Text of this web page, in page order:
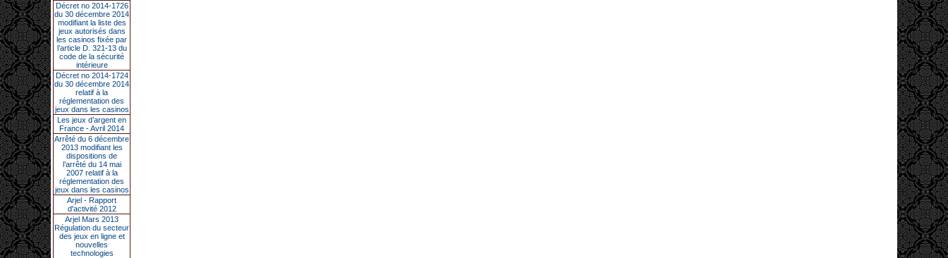
Décret no 2014-1726
du 30 décembre 2014
modifiant la liste des
jeux autorisés dans
les casinos fixée par
l’article D. 321-13 du
code de la sécurité
intérieure
Décret no 2014-1724
du 30 décembre 2014
relatif à la
réglementation des
jeux dans les casinos
Les jeux d’argent en
France - Avril 2014
Arrêté du 6 décembre
2013 modifiant les
dispositions de
l’arrêté du 14 mai
2007 relatif à la
réglementation des
jeux dans les casinos
Arjel - Rapport
d'activité 2012
Arjel Mars 2013
Régulation du secteur
des jeux en ligne et
nouvelles
technologies